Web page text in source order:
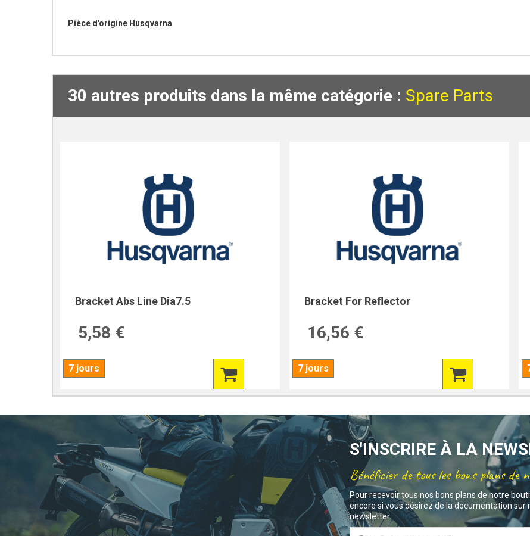
Pièce d'origine Husqvarna
30 autres produits dans la même catégorie : Spare Parts
Bracket Abs Line Dia7.5
5,58 €
7 jours
Bracket For Reflector
16,56 €
7 jours
S'INSCRIRE À LA
Bénéficier de tous les bons plans de
Pour recevoir tous nos bons plans de notre
encore si vous désirez de la documentation sur
newsletter.